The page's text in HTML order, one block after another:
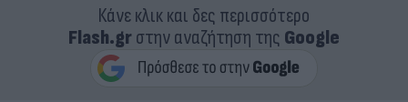
Κάνε κλικ και δες περισσότερο
Flash.grστην αναζήτηση της Google